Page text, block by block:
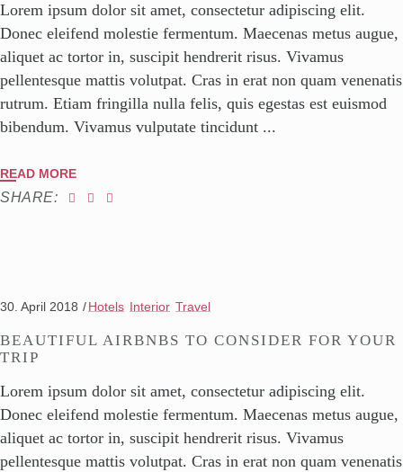
Lorem ipsum dolor sit amet, consectetur adipiscing elit.
Donec eleifend molestie fermentum. Maecenas metus augue,
aliquet ac tortor in, suscipit hendrerit risus. Vivamus
pellentesque mattis volutpat. Cras in erat non quam venenatis
rutrum. Etiam fringilla nulla felis, quis egestas est euismod
bibendum. Vivamus vulputate tincidunt
READ MORE
SHARE:
30. April 2018 Hotels Interior Travel
BEAUTIFUL AIRBNBS TO CONSIDER FOR YOUR
TRIP
Lorem ipsum dolor sit amet, consectetur adipiscing elit.
Donec eleifend molestie fermentum. Maecenas metus augue,
aliquet ac tortor in, suscipit hendrerit risus. Vivamus
pellentesque mattis volutpat. Cras in erat non quam venenatis